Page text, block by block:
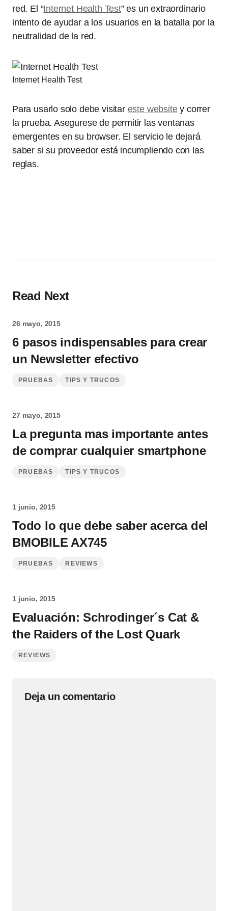
red. El “Internet Health Test” es un extraordinario
intento de ayudar a los usuarios en la batalla por la
neutralidad de la red.
Internet Health Test
Para usarlo solo debe visitar este websitey correr
la prueba. Asegurese de permitir las ventanas
emergentes en su browser. El servicio le dejará
saber si su proveedor está incumpliendo con las
reglas.
Read Next
26 mayo, 2015
6 pasos indispensables para crear
un Newsletter efectivo
PRUEBAS TIPS Y TRUCOS
27 mayo, 2015
La pregunta mas importante antes
de comprar cualquier smartphone
PRUEBAS TIPS Y TRUCOS
1 junio, 2015
Todo lo que debe saber acerca del
BMOBILE AX745
PRUEBAS REVIEWS
1 junio, 2015
Evaluación: Schrodinger´s Cat &
the Raiders of the Lost Quark
REVIEWS
Deja un comentario